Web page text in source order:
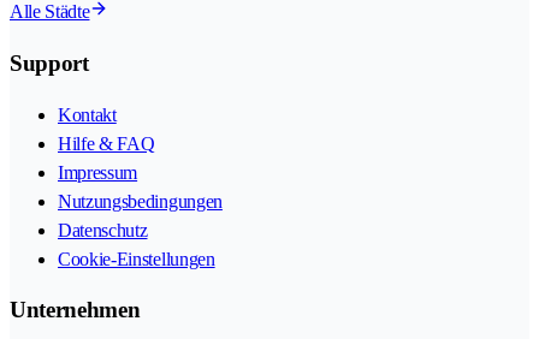
Alle Städte
Support
Kontakt
Hilfe & FAQ
Impressum
Nutzungsbedingungen
Datenschutz
Cookie-Einstellungen
Unternehmen